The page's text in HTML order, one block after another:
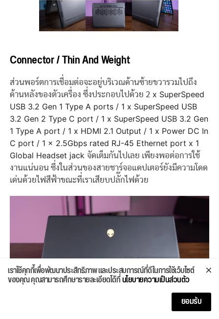
Connector / Thin And Weight
ส่วนพอร์ตการเชื่อมต่อจะอยู่บริเวณด้านซ้ายขวารวมไปถึง
ด้านหลังของตัวเครื่อง ซึ่งประกอบไปด้วย 2 x SuperSpeed
USB 3.2 Gen 1 Type A ports / 1 x SuperSpeed USB
3.2 Gen 2 Type C port / 1 x SuperSpeed USB 3.2 Gen
1 Type A port / 1 x HDMI 2.1 Output / 1 x Power DC In
C port / 1 x 2.5Gbps rated RJ-45 Ethernet port x 1
Global Headset jack จัดเต็มกันไปเลย เพียงพอต่อการใช้
งานแน่นอน ซึ่งในส่วนของสายชาร์จอแดปเตอร์ยังมีความโดด
เด่นด้วยไฟสีฟ้าขณะที่เราเสียบปลั๊กไฟด้วย
เราใช้คุกกี้เพื่อพัฒนาประสิทธิภาพ และประสบการณ์ที่ดีในการใช้เว็บไซต์
ของคุณ คุณสามารถศึกษารายละเอียดได้ที่นโยบายความเป็นส่วนตัว
ยอมรับ